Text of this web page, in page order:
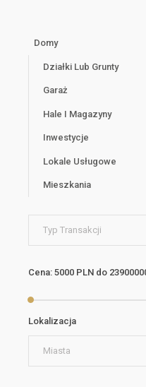
Domy
Działki Lub Grunty
Garaż
Hale I Magazyny
Inwestycje
Lokale Usługowe
Mieszkania
Typ Transakcji
Cena: 5000 PLN do
Lokalizacja
Miasta